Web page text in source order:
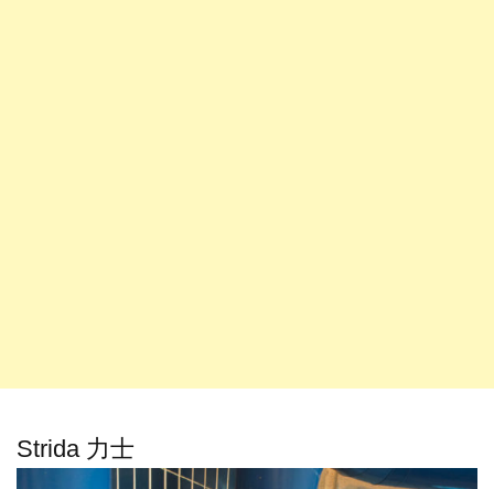
Strida 力士